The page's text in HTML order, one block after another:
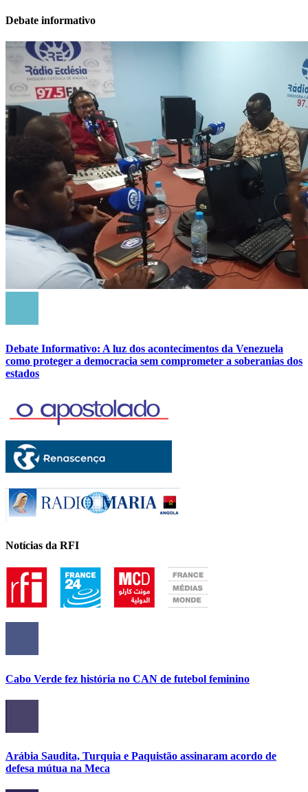
Debate informativo
Debate Informativo: A luz dos acontecimentos da Venezuela
como proteger a democracia sem comprometer a soberanias dos
estados
Notícias da RFI
Cabo Verde fez história no CAN de futebol feminino
Arábia Saudita, Turquia e Paquistão assinaram acordo de
defesa mútua na Meca